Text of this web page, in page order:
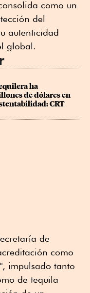
como un
del
autenticidad
global.
ha
de dólares en
CRT
de
como
impulsado tanto
de tequila